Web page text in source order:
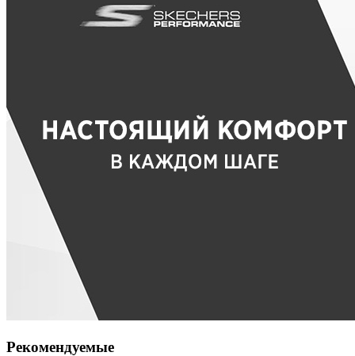
Рекомендуемые